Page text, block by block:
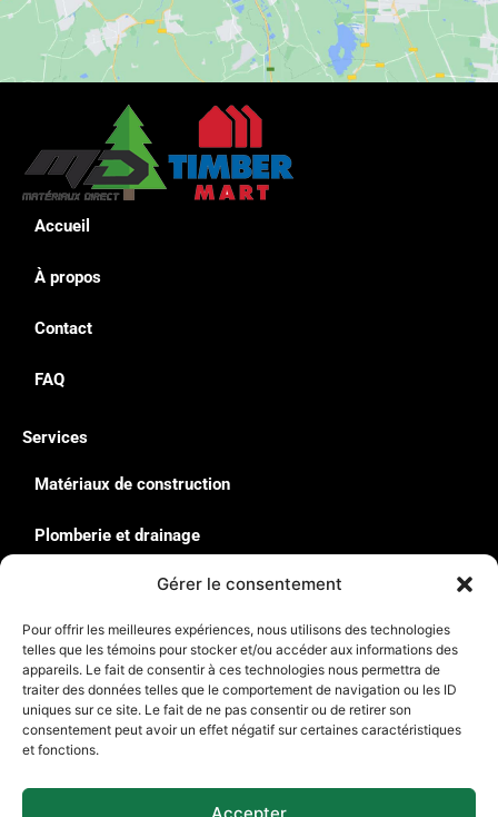
Gérer le consentement
Pour offrir les meilleures expériences, nous utilisons des technologies
telles que les témoins pour stocker et/ou accéder aux informations des
appareils. Le fait de consentir à ces technologies nous permettra de
traiter des données telles que le comportement de navigation ou les ID
uniques sur ce site. Le fait de ne pas consentir ou de retirer son
consentement peut avoir un effet négatif sur certaines caractéristiques
et fonctions.
Accepter
Accueil
À propos
Contact
FAQ
Services
Matériaux de construction
Plomberie et drainage
Quincaillerie & Équipement
Solutions de rangement : Rousseau
Contact
135, Avenue du Parc de l’Innovation La-Pocatière G0R
1Z0